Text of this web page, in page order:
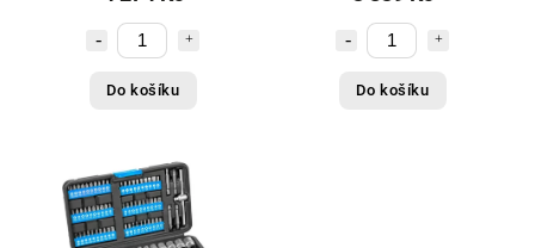
Do košíku Do košíku